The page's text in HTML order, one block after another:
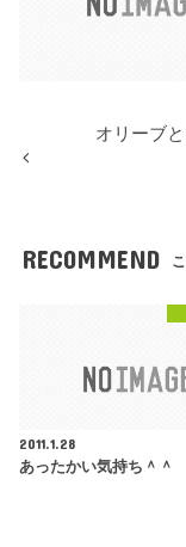
オリーブ
RECOMMEND
2011.1.28
あったかい気持ち＾＾